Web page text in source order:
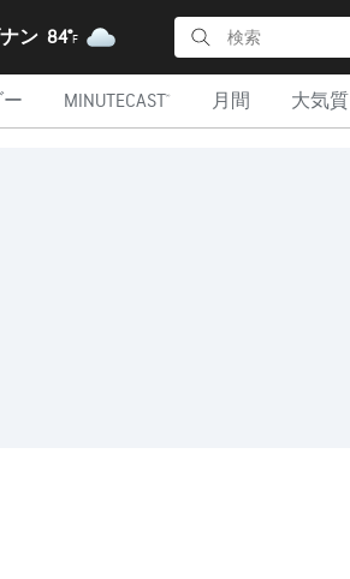
ン 84°F
MINUTECAST® 月間 大気質